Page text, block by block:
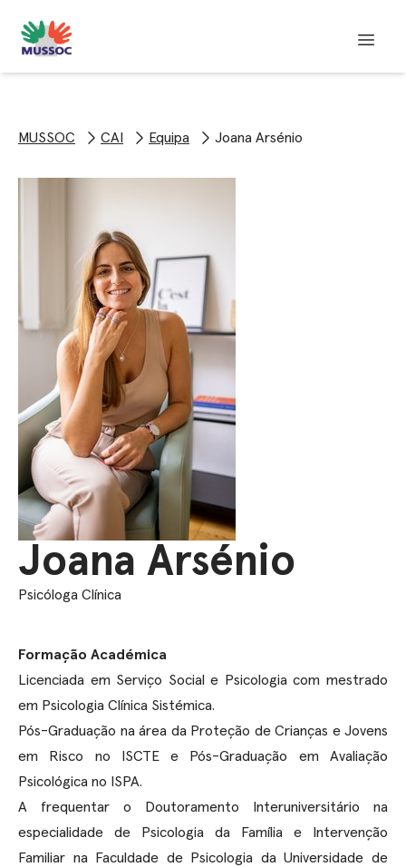
MUSSOC CAI Equipa Joana Arsénio
Joana Arsénio
Psicóloga Clínica
Formação Académica
Licenciada em Serviço Social e Psicologia com mestrado
em Psicologia Clínica Sistémica.
Pós-Graduação na área da Proteção de Crianças e Jovens
em Risco no ISCTE e Pós-Graduação em Avaliação
Psicológica no ISPA.
A frequentar o Doutoramento Interuniversitário na
especialidade de Psicologia da Família e Intervenção
Familiar na Faculdade de Psicologia da Universidade de